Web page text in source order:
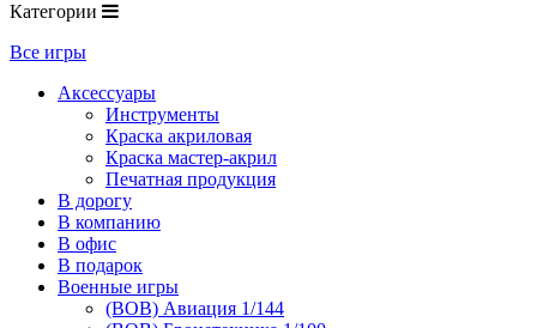
Категории
Все игры
Аксессуары
Инструменты
Краска акриловая
Краска мастер-акрил
Печатная продукция
В дорогу
В компанию
В офис
В подарок
Военные игры
(ВОВ) Авиация 1/144